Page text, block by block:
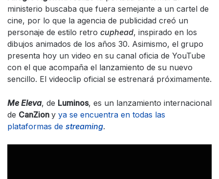
ministerio buscaba que fuera semejante a un cartel de
cine, por lo que la agencia de publicidad creó un
personaje de estilo retro cuphead, inspirado en los
dibujos animados de los años 30. Asimismo, el grupo
presenta hoy un video en su canal oficia de YouTube
con el que acompaña el lanzamiento de su nuevo
sencillo. El videoclip oficial se estrenará próximamente.
Me Eleva, de Luminos, es un lanzamiento internacional
de CanZion y ya se encuentra en todas las
plataformas de streaming.